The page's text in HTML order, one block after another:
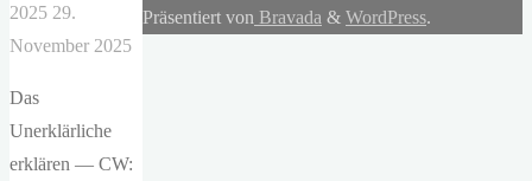
2025 29.
November 2025
Das
Unerklärliche
erklären — CW:
Präsentiert von Bravada & WordPress.